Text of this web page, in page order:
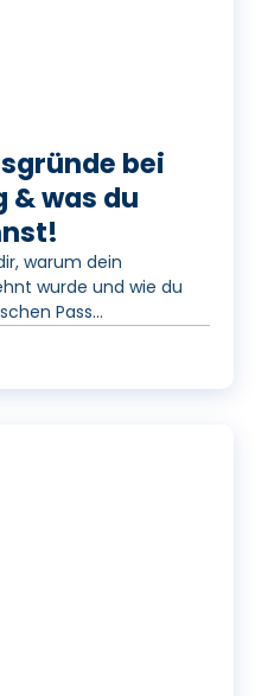
y
V
i
bei
& was du
warum dein
wurde und wie du
Pass...